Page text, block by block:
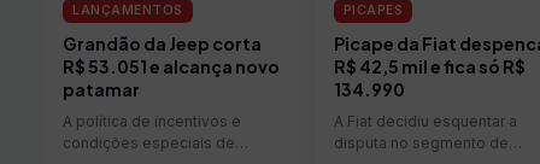
LANÇAMENTOS
Grandão da Jeep corta
R$ 53.051 e alcança novo
patamar
A política de incentivos e
condições especiais de
PICAPES
Picape da Fiat
R$ 42,5 mil e fica só R$
134.990
A Fiat decidiu esquentar a
disputa no segmento de